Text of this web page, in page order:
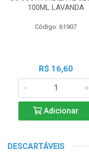
100ML LAVANDA
Código: 61907
R$ 16,60
Adicionar
DESCARTÁVEIS